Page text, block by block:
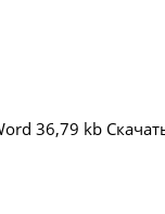
36,79 kb